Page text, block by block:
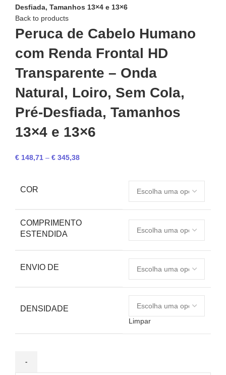
Desfiada, Tamanhos 13×4 e 13×6
Back to products
Peruca de Cabelo Humano
com Renda Frontal HD
Transparente – Onda
Natural, Loiro, Sem Cola,
Pré-Desfiada, Tamanhos
13×4 e 13×6
€ 148,71 – € 345,38
COR
COMPRIMENTO
ESTENDIDA
ENVIO DE
DENSIDADE
Limpar